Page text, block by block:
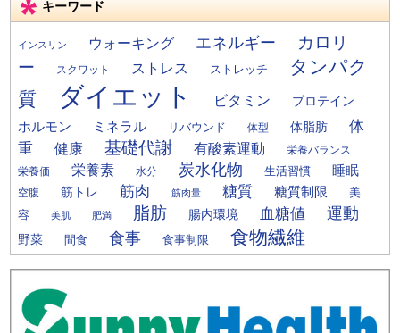
キーワード
インスリン ウォーキング エネルギー
カロリ
ー
スクワット ストレス ストレッチ
タンパク
質
ダイエット ビタミン
プロテイン
ホルモン
ミネラル リバウンド 体型 体脂肪
体
重
健康 基礎代謝 有酸素運動 栄養バランス
栄養価 栄養素 水分 炭水化物 生活習慣 睡眠
空腹 筋トレ 筋肉 筋肉量 糖質 糖質制限
美
容
美肌 肥満 脂肪 腸内環境 血糖値 運動
野菜 間食 食事 食事制限 食物繊維